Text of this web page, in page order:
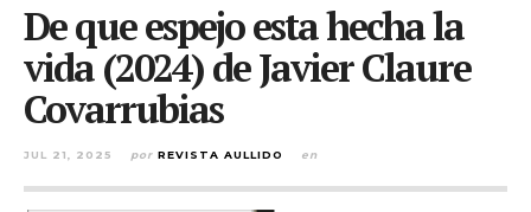
De que espejo esta hecha la
vida (2024) de Javier Claure
Covarrubias
JUL 21, 2025 por REVISTA AULLIDO en